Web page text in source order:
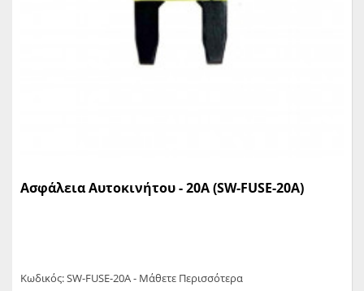
Ασφάλεια Αυτοκινήτου - 20A (SW-FUSE-20A)
Κωδικός: SW-FUSE-20A - Μάθετε Περισσότερα